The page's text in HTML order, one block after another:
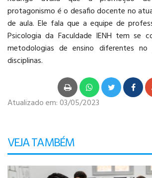
protagonismo é o desafio docente no
de aula. Ele fala que a equipe de
Psicologia da Faculdade IENH tem se
metodologias de ensino diferentes no
disciplinas.
Atualizado em:03/05/2023
VEJA TAMBÉM